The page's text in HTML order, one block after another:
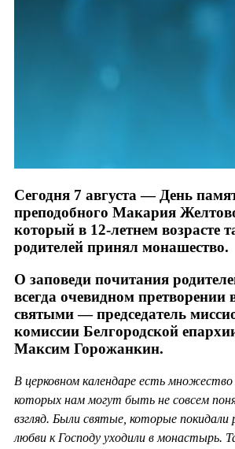
Сегодня 7 августа — День
преподобного Макария
который в 12-летнем возрасте
родителей принял монашество.
О заповеди почитания
всегда очевидном претворении
святыми — председатель
комиссии Белгородской
Максим Горожанкин.
В церковном календаре есть
которых нам могут быть не совсем
взгляд. Были святые, которые покидали
любви к Господу уходили в монастырь.